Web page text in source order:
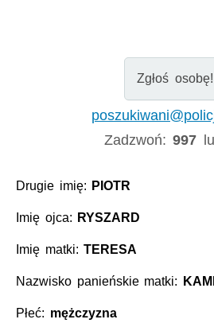
Zgłoś
Zadzwoń:997
Drugie imię: PIOTR
Imię ojca: RYSZARD
Imię matki:TERESA
Nazwisko panieńskie matki:
Płeć: mężczyzna